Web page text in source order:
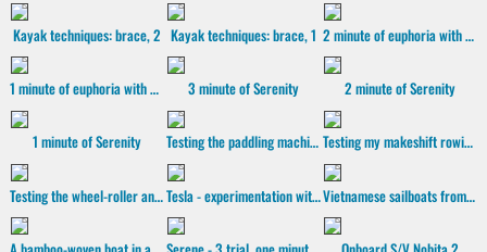
Kayak techniques: brace, 2 Kayak techniques: brace, 1 2 minute of euphoria with Serenity
1 minute of euphoria with Serenity 3 minute of Serenity 2 minute of Serenity
1 minute of Serenity Testing the paddling machine Testing my makeshift rowing machine
Testing the wheel-roller and the sliding rails Tesla - experimentation with Core Animation Vietnamese sailboats from the old days